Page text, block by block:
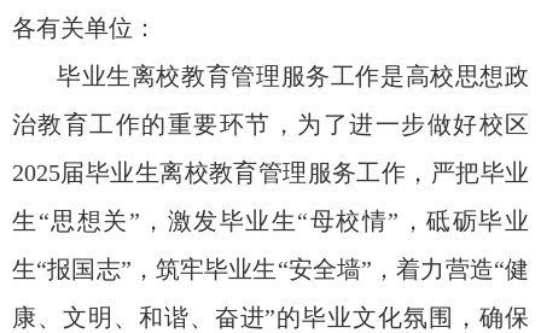
各有关单位：
毕业生离校教育管理服务工作是高校思想政
治教育工作的重要环节，为了进一步做好校区
2025届毕业生离校教育管理服务工作，严把毕业
生“思想关”，激发毕业生“母校情”，砥砺毕业
生“报国志”，筑牢毕业生“安全墙”，着力营造“健
康、文明、和谐、奋进”的毕业文化氛围，确保